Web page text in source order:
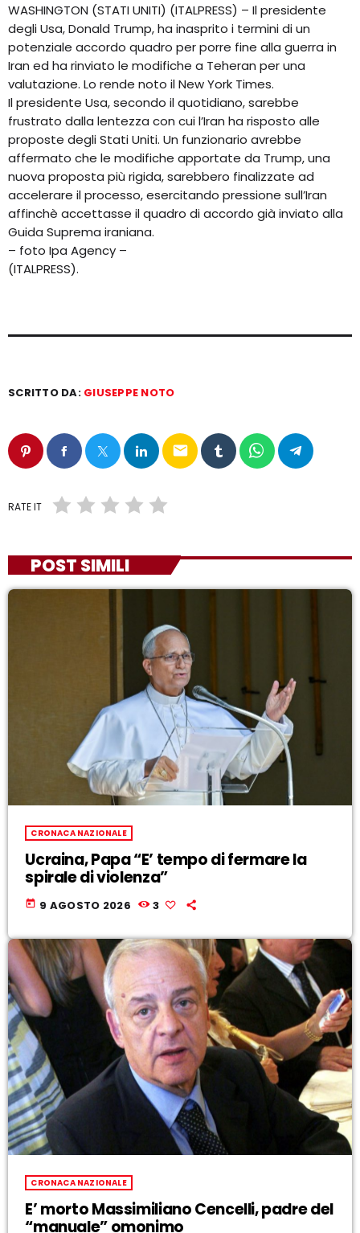
WASHINGTON (STATI UNITI) (ITALPRESS) – Il presidente
degli Usa, Donald Trump, ha inasprito i termini di un
potenziale accordo quadro per porre fine alla guerra in
Iran ed ha rinviato le modifiche a Teheran per una
valutazione. Lo rende noto il New York Times.
Il presidente Usa, secondo il quotidiano, sarebbe
frustrato dalla lentezza con cui l’Iran ha risposto alle
proposte degli Stati Uniti. Un funzionario avrebbe
affermato che le modifiche apportate da Trump, una
nuova proposta più rigida, sarebbero finalizzate ad
accelerare il processo, esercitando pressione sull’Iran
affinchè accettasse il quadro di accordo già inviato alla
Guida Suprema iraniana.
– foto Ipa Agency –
(ITALPRESS).
SCRITTO DA: GIUSEPPE NOTO
email
RATE IT
POST SIMILI
CRONACA NAZIONALE
Ucraina, Papa “E’ tempo di fermare la
spirale di violenza”
today 9 AGOSTO 2026 3
CRONACA NAZIONALE
E’ morto Massimiliano Cencelli, padre del
“manuale” omonimo